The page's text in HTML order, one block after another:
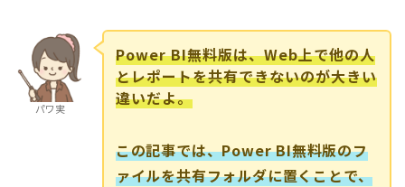
パワ実
Power BI無料版は、Web上で他の人
とレポートを共有できないのが大きい
違いだよ。
この記事では、Power BI無料版のフ
ァイルを共有フォルダに置くことで、